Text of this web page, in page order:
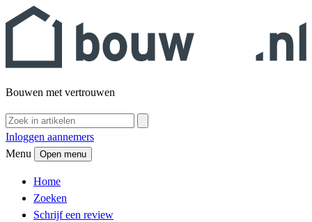
Bouwen met vertrouwen
Inloggen aannemers
Menu
Open menu
Home
Zoeken
Schrijf een review